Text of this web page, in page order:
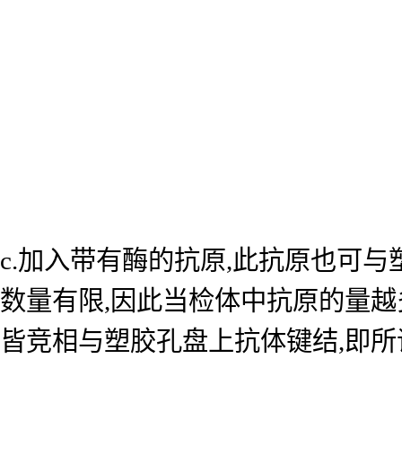
c.加入带有酶的抗原,此抗原也可
数量有限,因此当检体中抗原的量
皆竞相与塑胶孔盘上抗体键结,即